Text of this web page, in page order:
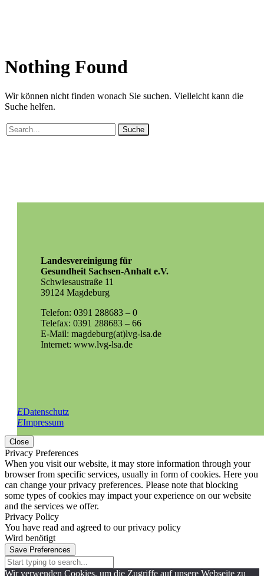
Nothing Found
Wir können nicht finden wonach Sie suchen. Vielleicht kann die
Suche helfen.
Suche
Landesvereinigung für
Gesundheit Sachsen-Anhalt e.V.
Schwiesaustraße 11
39124 Magdeburg
Telefon: 0391 288683 – 0
Telefax: 0391 288683 – 66
E-Mail: magdeburg(at)lvg-lsa.de
Internet: www.lvg-lsa.de
EDatenschutz
EImpressum
Close
Privacy Preferences
When you visit our website, it may store information through your
browser from specific services, usually in form of cookies. Here you
can change your privacy preferences. Please note that blocking
some types of cookies may impact your experience on our website
and the services we offer.
Privacy Policy
You have read and agreed to our privacy policy
Wird benötigt
Save Preferences
Wir verwenden Cookies, um die Zugriffe auf unsere Webseite zu